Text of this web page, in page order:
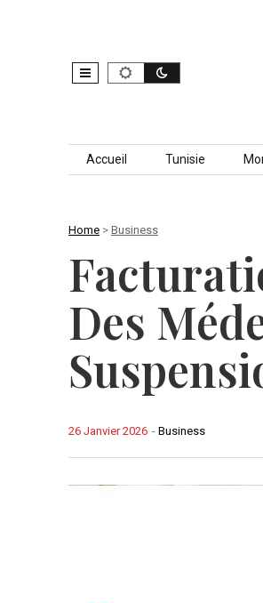
Skip to content
Accueil Tunisie
Home > Business
Des
- Business
26 Janvier 2026